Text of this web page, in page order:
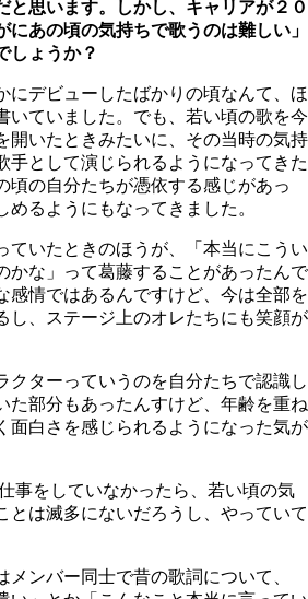
と思います。しかし、キャリアが２０
にあの頃の気持ちで歌うのは難しい」
しょうか？
デビューしたばかりの頃なんて、ほ
いていました。でも、若い頃の歌を今
開いたときみたいに、その当時の気持
手として演じられるようになってきた
頃の自分たちが憑依する感じがあっ
るようにもなってきました。
ていたときのほうが、「本当にこうい
かな」って葛藤することがあったんで
感情ではあるんですけど、今は全部を
し、ステージ上のオレたちにも笑顔が
クターっていうのを自分たちで認識し
た部分もあったんすけど、年齢を重ね
面白さを感じられるようになった気が
事をしていなかったら、若い頃の気
とは滅多にないだろうし、やっていて
ンバー同士で昔の歌詞について、